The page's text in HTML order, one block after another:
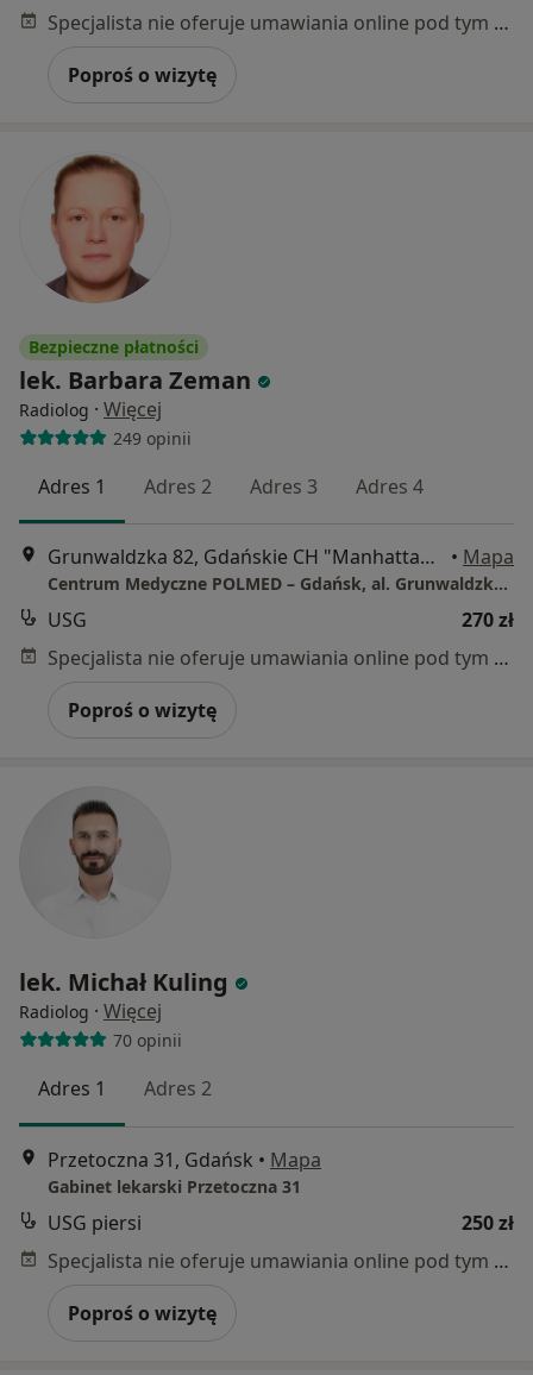
Specjalista nie oferuje umawiania online pod tym adresem.
Poproś o wizytę
Bezpieczne płatności
lek. Barbara Zeman
Radiolog · Więcej
249 opinii
Adres 1 Adres 2 Adres 3 Adres 4
Grunwaldzka 82, Gdańskie CH "Manhattan", Gdańsk • Mapa
Centrum Medyczne POLMED – Gdańsk, al. Grunwaldzka 82
USG
270 zł
Specjalista nie oferuje umawiania online pod tym adresem.
Poproś o wizytę
lek. Michał Kuling
Radiolog · Więcej
70 opinii
Adres 1 Adres 2
Przetoczna 31, Gdańsk • Mapa
Gabinet lekarski Przetoczna 31
USG piersi
250 zł
Specjalista nie oferuje umawiania online pod tym adresem.
Poproś o wizytę